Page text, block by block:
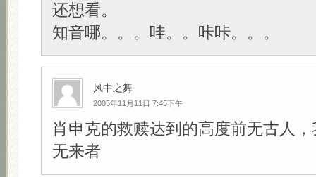
还想看。
知音哪。。。哇。。咔咔。。。
风中之舞
2005年11月11日 7:45下午
肖申克的救赎达到的高度前无古人
无来者